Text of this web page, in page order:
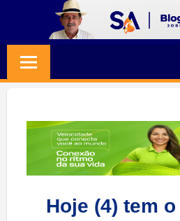
content
Jornalismo
Credibilidade
Hoje (4) tem